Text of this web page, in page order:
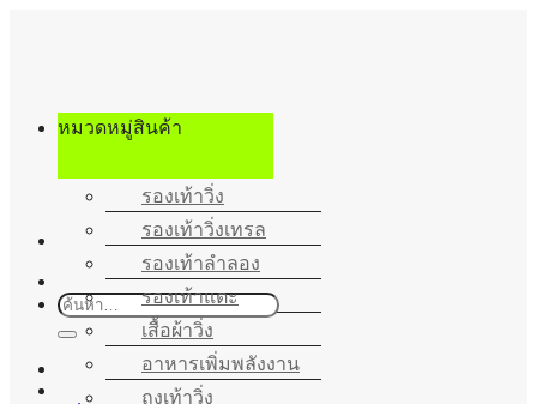
เนื้อหา
ค้นหา:
หมวดหมู่สินค้า
รองเท้าวิ่ง
รองเท้าวิ่งเทรล
รองเท้าลำลอง
รองเท้าแตะ
เสื้อผ้าวิ่ง
อาหารเพิ่มพลังงาน
ถุงเท้าวิ่ง